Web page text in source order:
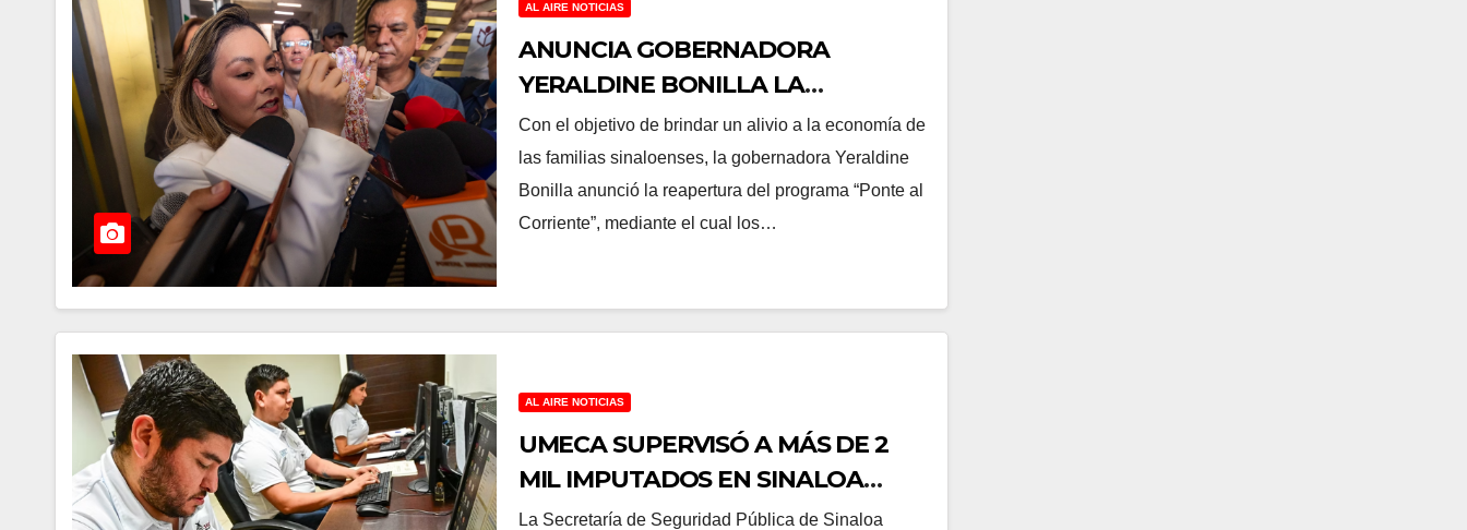
AL AIRE NOTICIAS
ANUNCIA GOBERNADORA
YERALDINE BONILLA LA
REAPERTURA DEL PROGRAMA
“PONTE AL CORRIENTE” PARA
APOYAR LA ECONOMÍA FAMILIAR
EN SINALOA
Con el objetivo de brindar un alivio a la economía de
las familias sinaloenses, la gobernadora Yeraldine
Bonilla anunció la reapertura del programa “Ponte al
Corriente”, mediante el cual los…
AL AIRE NOTICIAS
UMECA SUPERVISÓ A MÁS DE 2
MIL IMPUTADOS EN SINALOA
DURANTE EL PRIMER SEMESTRE
La Secretaría de Seguridad Pública de Sinaloa